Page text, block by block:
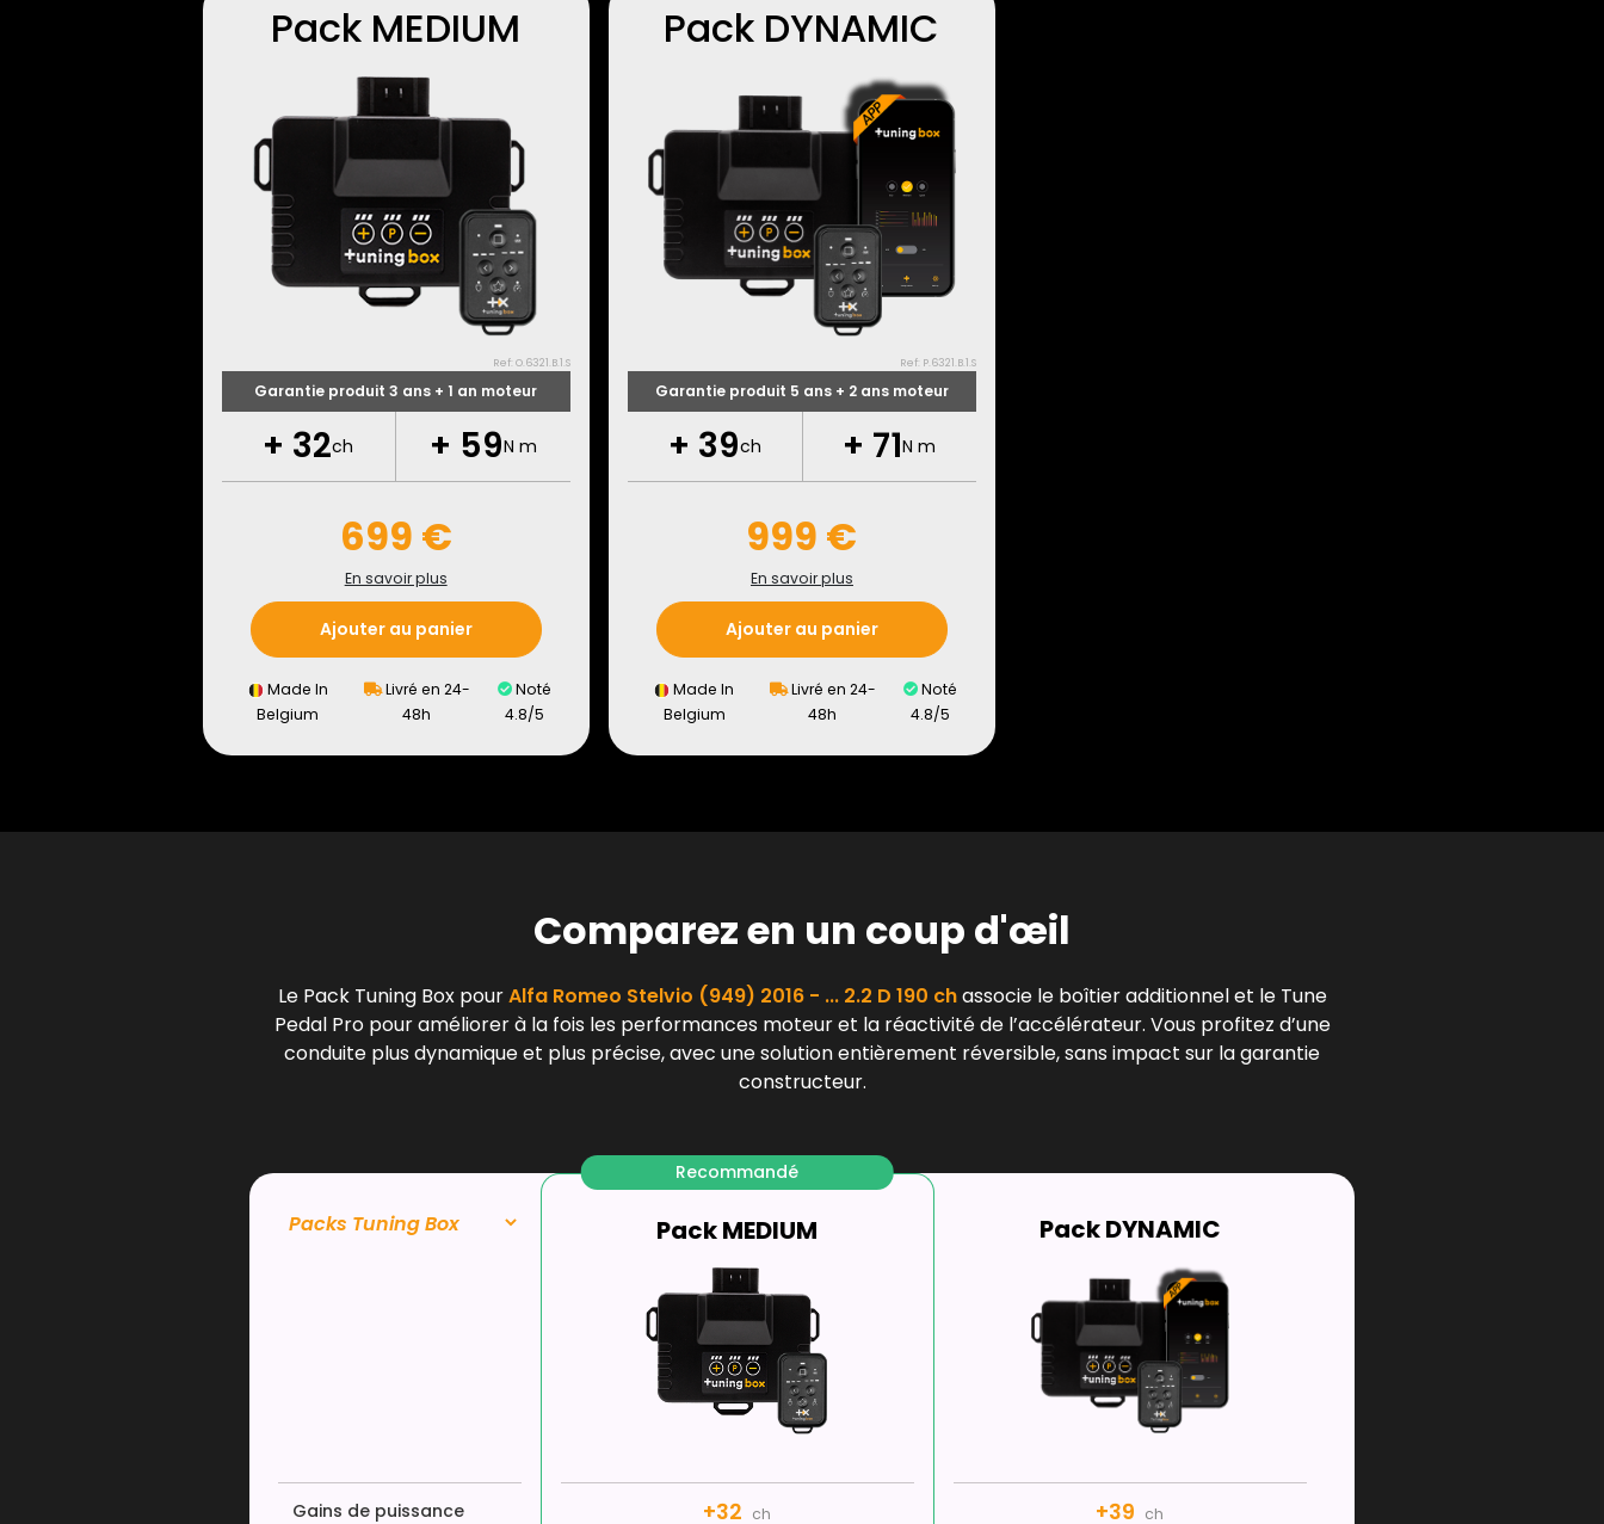
Pack MEDIUM
Ref: O.6321.B.1.S
Garantie produit 3 ans + 1 an moteur
+ 32ch + 59N m
699 €
En savoir plus
Ajouter au panier
Made In
Belgium
Livré en 24-
48h
Noté
4.8/5
Pack DYNAMIC
Ref: P.6321.B.1.S
Garantie produit 5 ans + 2 ans moteur
+ 39ch + 71N m
999 €
En savoir plus
Ajouter au panier
Made In
Belgium
Livré en 24-
48h
Noté
4.8/5
Comparez en un coup d'œil
Le Pack Tuning Box pourAlfa Romeo Stelvio (949) 2016 - ... 2.2 D 190 chassocie le boîtier additionnel et le Tune
Pedal Pro pour améliorer à la fois les performances moteur et la réactivité de l’accélérateur. Vous profitez d’une
conduite plus dynamique et plus précise, avec une solution entièrement réversible, sans impact sur la garantie
constructeur.
Recommandé
Pack MEDIUM Pack DYNAMIC
Gains de puissance +32 ch +39 ch